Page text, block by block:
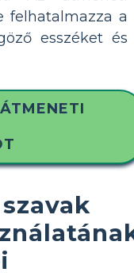
felhatalmazza a
esszéket és